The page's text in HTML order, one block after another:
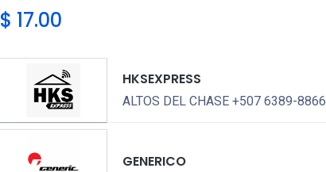
$ 17.00
HKSEXPRESS
ALTOS DEL CHASE +507 6389-8866
GENERICO